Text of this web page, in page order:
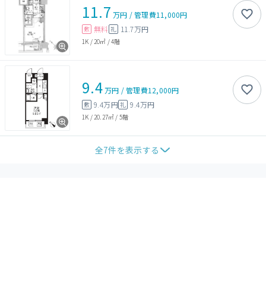
11.7 万円 /管理費11,000円
敷 無料 礼 11.7万円
1K / 20㎡ /4階
9.4万円 /管理費12,000円
敷 9.4万円礼 9.4万円
1K / 20.27㎡ / 5階
全7件を表示する